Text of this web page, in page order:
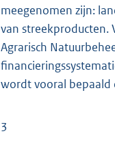
meegenomen zijn:
van streekproducten.
Agrarisch
wordt vooral bepaald
3